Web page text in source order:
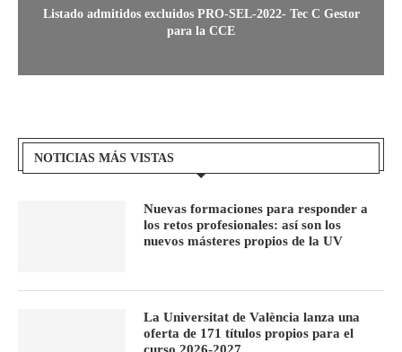
Listado admitidos excluidos PRO-SEL-2022- Tec C Gestor
para la CCE
NOTICIAS MÁS VISTAS
Nuevas formaciones para responder a
los retos profesionales: así son los
nuevos másteres propios de la UV
La Universitat de València lanza una
oferta de 171 títulos propios para el